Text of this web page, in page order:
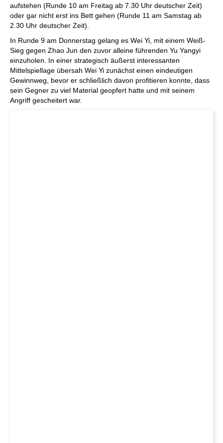
aufstehen (Runde 10 am Freitag ab 7.30 Uhr deutscher Zeit)
oder gar nicht erst ins Bett gehen (Runde 11 am Samstag ab
2.30 Uhr deutscher Zeit).
In Runde 9 am Donnerstag gelang es Wei Yi, mit einem Weiß-
Sieg gegen Zhao Jun den zuvor alleine führenden Yu Yangyi
einzuholen. In einer strategisch äußerst interessanten
Mittelspiellage übersah Wei Yi zunächst einen eindeutigen
Gewinnweg, bevor er schließlich davon profitieren konnte, dass
sein Gegner zu viel Material geopfert hatte und mit seinem
Angriff gescheitert war.